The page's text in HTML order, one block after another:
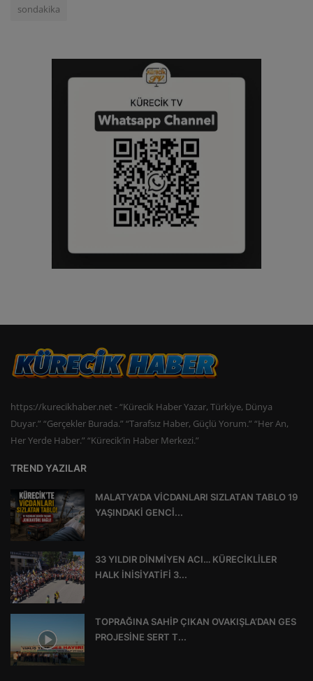
sondakika
https://kurecikhaber.net - “Kürecik Haber Yazar, Türkiye, Dünya
Duyar.” “Gerçekler Burada.” “Tarafsız Haber, Güçlü Yorum.” “Her An,
Her Yerde Haber.” “Kürecik’in Haber Merkezi.”
TREND YAZILAR
MALATYA’DA VİCDANLARI SIZLATAN TABLO 19
YAŞINDAKİ GENCİ...
33 YILDIR DİNMİYEN ACI… KÜRECİKLİLER
HALK İNİSİYATİFİ 3...
TOPRAĞINA SAHİP ÇIKAN OVAKIŞLA’DAN GES
PROJESİNE SERT T...